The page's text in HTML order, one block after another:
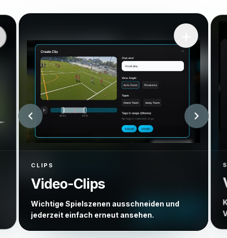
CLIPS
Video-Clips
Wichtige Spielszenen ausschneiden und
jederzeit einfach erneut ansehen.